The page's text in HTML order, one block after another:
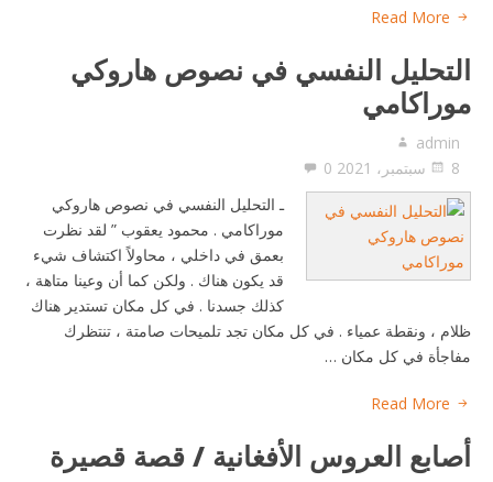
Read More
التحليل النفسي في نصوص هاروكي
موراكامي
admin
8 سبتمبر، 2021
0
ـ التحليل النفسي في نصوص هاروكي
موراكامي . محمود يعقوب ” لقد نظرت
بعمق في داخلي ، محاولاً اكتشاف شيء
قد يكون هناك . ولكن كما أن وعينا متاهة ،
كذلك جسدنا . في كل مكان تستدير هناك
ظلام ، ونقطة عمياء . في كل مكان تجد تلميحات صامتة ، تنتظرك
مفاجأة في كل مكان …
Read More
أصابع العروس الأفغانية / قصة قصيرة